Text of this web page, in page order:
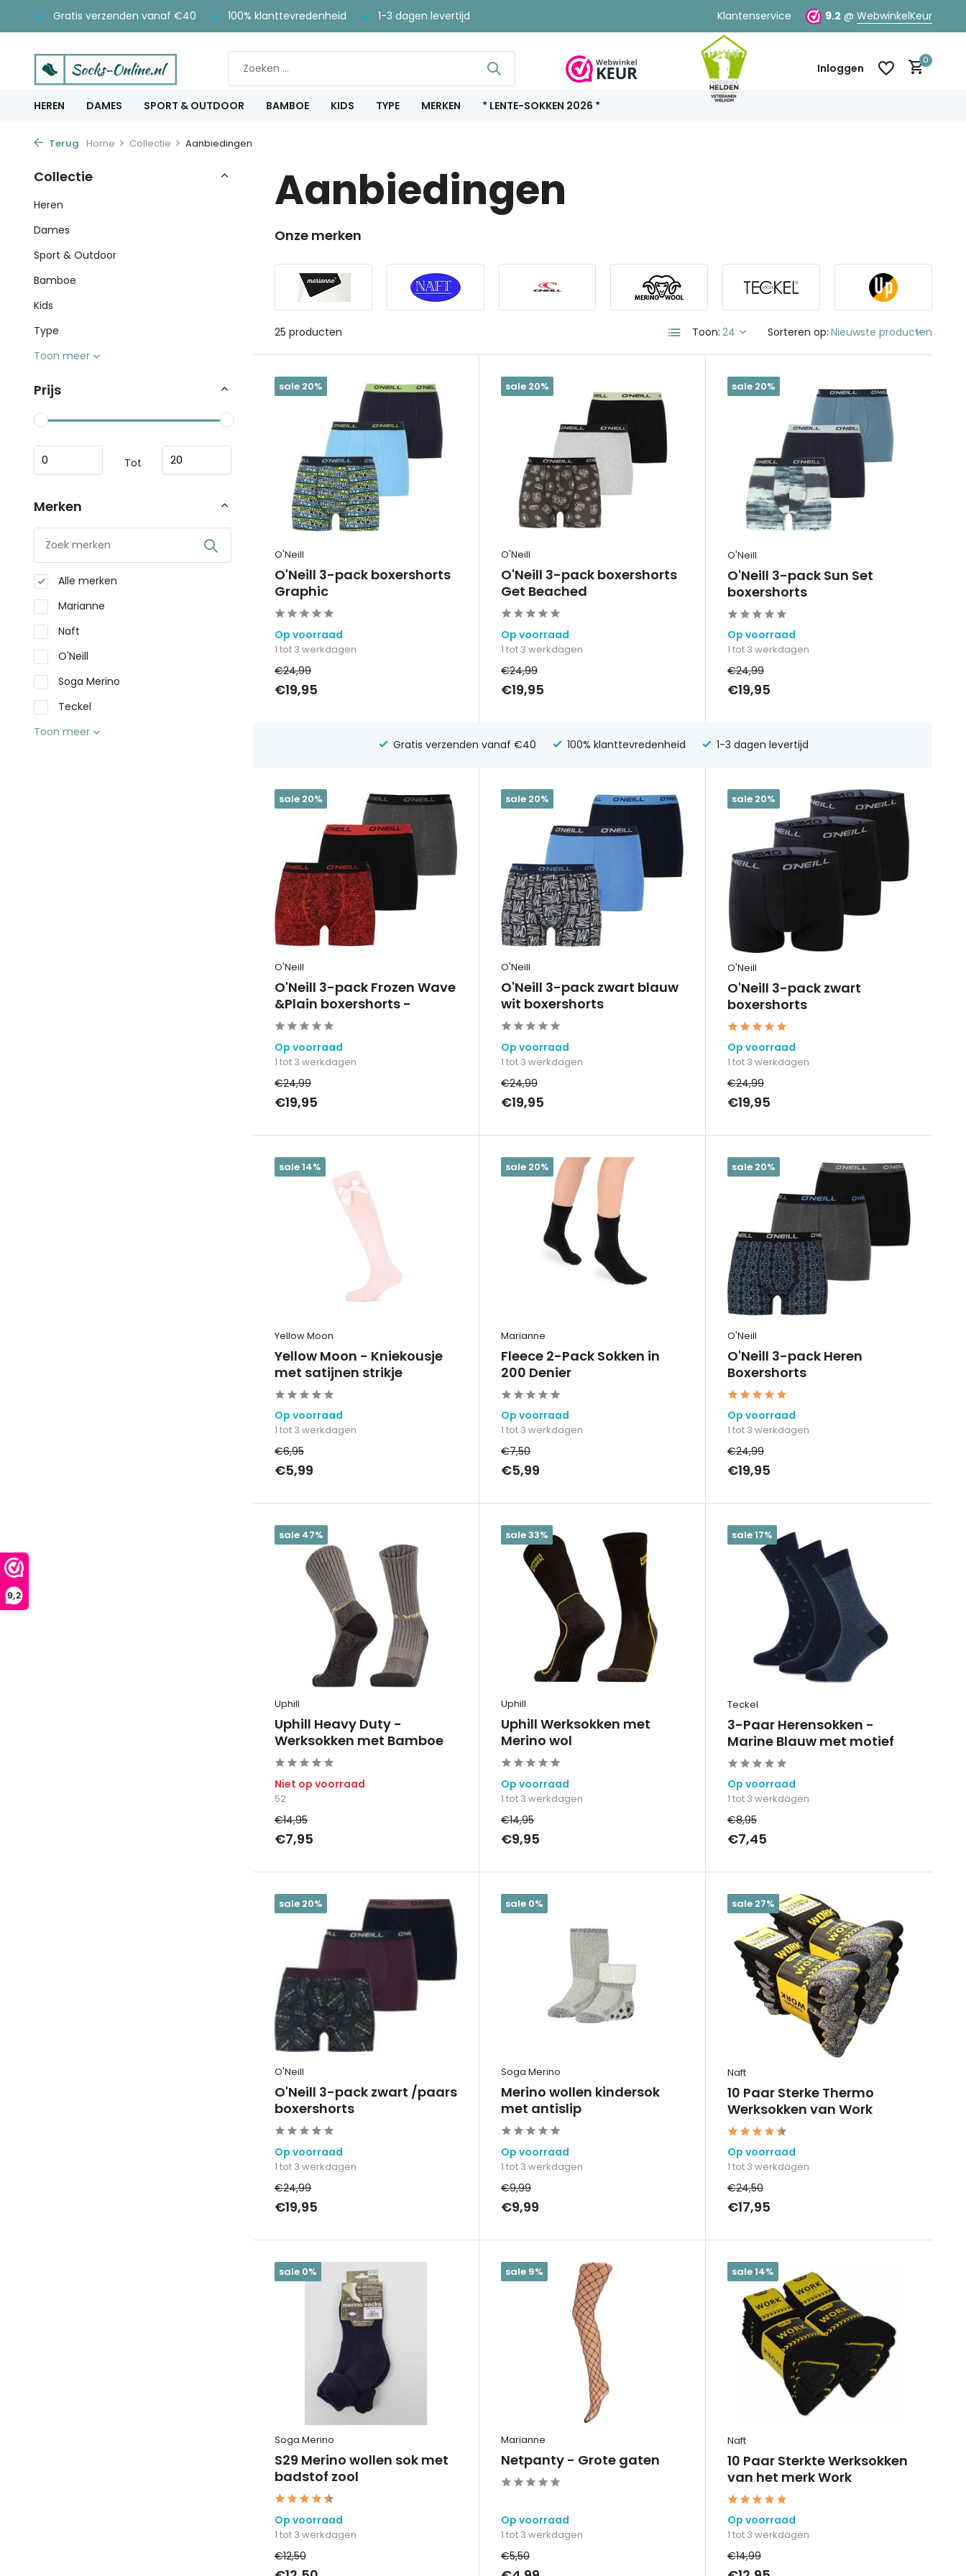
9,2
Gratis verzenden vanaf €40 100% klanttevredenheid 1-3 dagen levertijd Klantenservice 9.2 @ WebwinkelKeur
Inloggen
0
HEREN DAMES SPORT & OUTDOOR BAMBOE KIDS TYPE MERKEN * LENTE-SOKKEN 2026 *
Terug Home Collectie Aanbiedingen
Collectie
Heren
Dames
Sport & Outdoor
Bamboe
Kids
Type
Toon meer
Prijs
Tot
Merken
Alle merken
Marianne
Naft
O'Neill
Soga Merino
Teckel
Toon meer
Aanbiedingen
Onze merken
25 producten Toon: Sorteren op:
sale 20%
O'Neill
O'Neill 3-pack boxershorts
Graphic
Op voorraad
1 tot 3 werkdagen
€24,99
€19,95
sale 20%
O'Neill
O'Neill 3-pack boxershorts
Get Beached
Op voorraad
1 tot 3 werkdagen
€24,99
€19,95
sale 20%
O'Neill
O'Neill 3-pack Sun Set
boxershorts
Op voorraad
1 tot 3 werkdagen
€24,99
€19,95
Gratis verzenden vanaf €40 100% klanttevredenheid 1-3 dagen levertijd
sale 20%
O'Neill
O'Neill 3-pack Frozen Wave
&Plain boxershorts -
Op voorraad
1 tot 3 werkdagen
€24,99
€19,95
sale 20%
O'Neill
O'Neill 3-pack zwart blauw
wit boxershorts
Op voorraad
1 tot 3 werkdagen
€24,99
€19,95
sale 20%
O'Neill
O'Neill 3-pack zwart
boxershorts
Op voorraad
1 tot 3 werkdagen
€24,99
€19,95
sale 14%
Yellow Moon
Yellow Moon - Kniekousje
met satijnen strikje
Op voorraad
1 tot 3 werkdagen
€6,95
€5,99
sale 20%
Marianne
Fleece 2-Pack Sokken in
200 Denier
Op voorraad
1 tot 3 werkdagen
€7,50
€5,99
sale 20%
O'Neill
O'Neill 3-pack Heren
Boxershorts
Op voorraad
1 tot 3 werkdagen
€24,99
€19,95
sale 47%
Uphill
Uphill Heavy Duty -
Werksokken met Bamboe
Niet op voorraad
52
€14,95
€7,95
sale 33%
Uphill
Uphill Werksokken met
Merino wol
Op voorraad
1 tot 3 werkdagen
€14,95
€9,95
sale 17%
Teckel
3-Paar Herensokken -
Marine Blauw met motief
Op voorraad
1 tot 3 werkdagen
€8,95
€7,45
sale 20%
O'Neill
O'Neill 3-pack zwart /paars
boxershorts
Op voorraad
1 tot 3 werkdagen
€24,99
€19,95
sale 0%
Soga Merino
Merino wollen kindersok
met antislip
Op voorraad
1 tot 3 werkdagen
€9,99
€9,99
sale 27%
Naft
10 Paar Sterke Thermo
Werksokken van Work
Op voorraad
1 tot 3 werkdagen
€24,50
€17,95
sale 0%
Soga Merino
S29 Merino wollen sok met
badstof zool
Op voorraad
1 tot 3 werkdagen
€12,50
sale 9%
Marianne
Netpanty - Grote gaten
Op voorraad
1 tot 3 werkdagen
€5,50
sale 14%
Naft
10 Paar Sterkte Werksokken
van het merk Work
Op voorraad
1 tot 3 werkdagen
€14,99